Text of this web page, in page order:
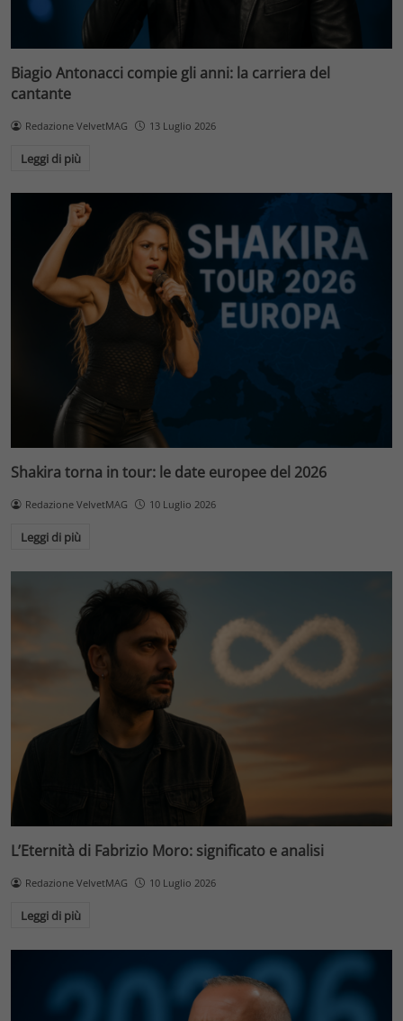
Biagio Antonacci compie gli anni: la carriera del
cantante
Redazione VelvetMAG 13 Luglio 2026
Leggi di più
Shakira torna in tour: le date europee del 2026
Redazione VelvetMAG 10 Luglio 2026
Leggi di più
L’Eternità di Fabrizio Moro: significato e analisi
Redazione VelvetMAG 10 Luglio 2026
Leggi di più